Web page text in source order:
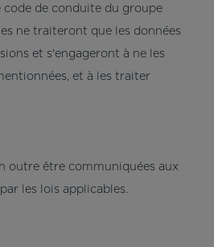
de conduite du groupe
ne traiteront que les données
et s'engageront à ne les
et à les traiter
outre être communiquées aux
les lois applicables.